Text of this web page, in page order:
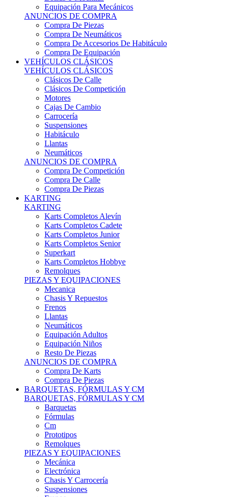
ANUNCIOS DE COMPRA
Compra De Piezas
Compra De Neumáticos
Compra De Accesorios De Habitáculo
Compra De Equipación
VEHÍCULOS CLÁSICOS
VEHÍCULOS CLÁSICOS
Clásicos De Calle
Clásicos De Competición
Motores
Cajas De Cambio
Carrocería
Suspensiones
Habitáculo
Llantas
Neumáticos
ANUNCIOS DE COMPRA
Compra De Competición
Compra De Calle
Compra De Piezas
KARTING
KARTING
Karts Completos Alevín
Karts Completos Cadete
Karts Completos Junior
Karts Completos Senior
Superkart
Karts Completos Hobbye
Remolques
PIEZAS Y EQUIPACIONES
Mecanica
Chasis Y Repuestos
Frenos
Llantas
Neumáticos
Equipación Adultos
Equipación Niños
Resto De Piezas
ANUNCIOS DE COMPRA
Compra De Karts
Compra De Piezas
BARQUETAS, FÓRMULAS Y CM
BARQUETAS, FÓRMULAS Y CM
Barquetas
Fórmulas
Cm
Prototipos
Remolques
PIEZAS Y EQUIPACIONES
Mecánica
Electrónica
Chasis Y Carrocería
Suspensiones
Frenos
Llantas